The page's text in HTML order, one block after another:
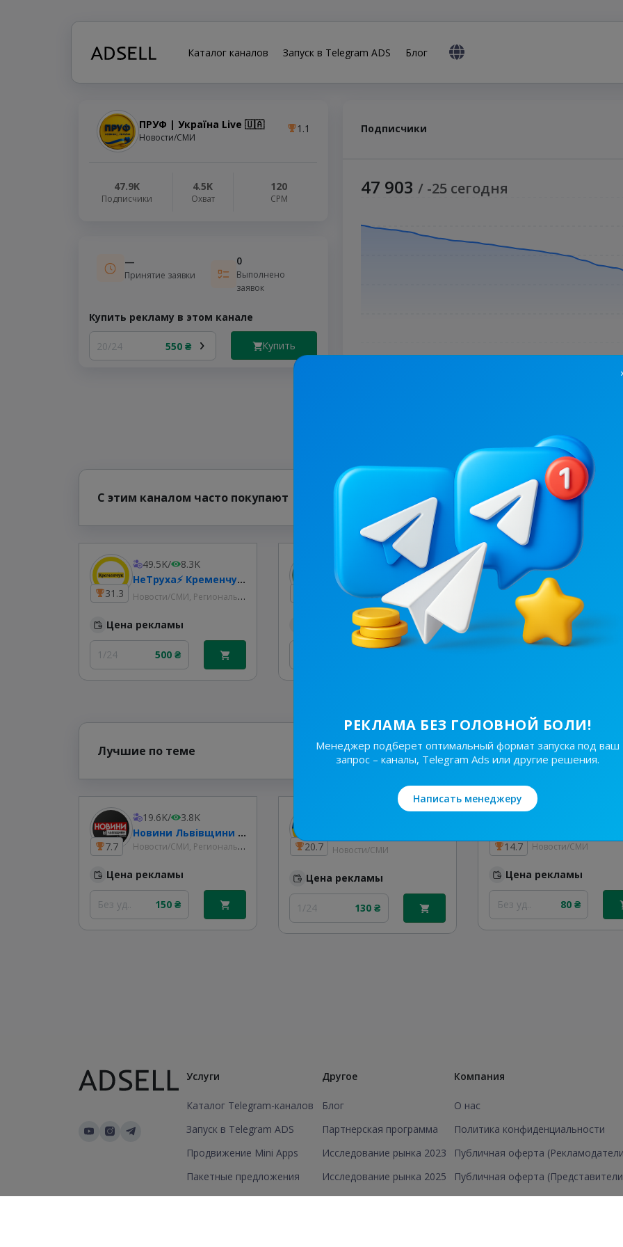
Каталог каналов Запуск в Telegram ADS Блог
ПРУФ | Україна Live 🇺🇦
Новости/СМИ
1.1
47.9K
Подписчики
4.5K
Охват
120
СРМ
—
Принятие заявки
0
Выполнено
заявок
Купить рекламу в этом канале
20/24 550 ₴ Купить
Подписчики
47 903 / -25 сегодня
С этим каналом часто покупают
31.3
49.5K/
8.3K
НеТруха⚡️ Кременчук| Новини війни.
Новости/СМИ, Региональные
Цена рекламы
1/24 500 ₴
6.8K
Київ⚡️Незламний
Новости/СМИ, Региональные
Цена рекламы
48
67.9K/
Новости/СМИ
Цена рекламы
Лучшие по теме
7.7
19.6K/
3.8K
Новини Львівщини та України
Новости/СМИ, Региональные
Цена рекламы
Без уд.. 150 ₴
20.7 Новости/СМИ
Цена рекламы
1/24 130 ₴
14.7 Новости/СМИ
Цена рекламы
Без уд.. 80 ₴
Услуги
Каталог Telegram-каналов
Запуск в Telegram ADS
Продвижение Mini Apps
Пакетные предложения
Добавить канал/группу
Другое
Блог
Партнерская программа
Исследование рынка 2023
Исследование рынка 2025
Компания
О нас
Политика конфиденциальности
Публичная оферта
Публичная оферта
РЕКЛАМА БЕЗ ГОЛОВНОЙ БОЛИ!
Менеджер подберет оптимальный формат запуска под ваш
запрос – каналы, Telegram Ads или другие решения.
Написать менеджеру